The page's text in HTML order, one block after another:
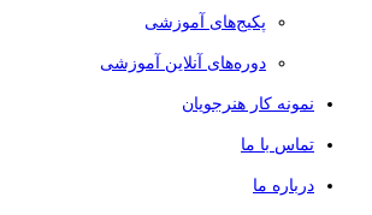
پکیج‌های آموزشی
دوره‌های آنلاین آموزشی
نمونه کار هنرجویان
تماس با ما
درباره ما